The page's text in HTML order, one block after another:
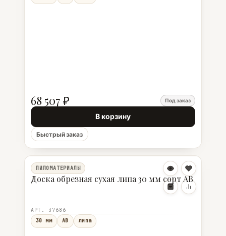
68 507 ₽ Под заказ
В корзину
Быстрый заказ
ПИЛОМАТЕРИАЛЫ
Доска обрезная сухая липа 30 мм сорт АВ
АРТ. 37686
30 мм
АВ липа